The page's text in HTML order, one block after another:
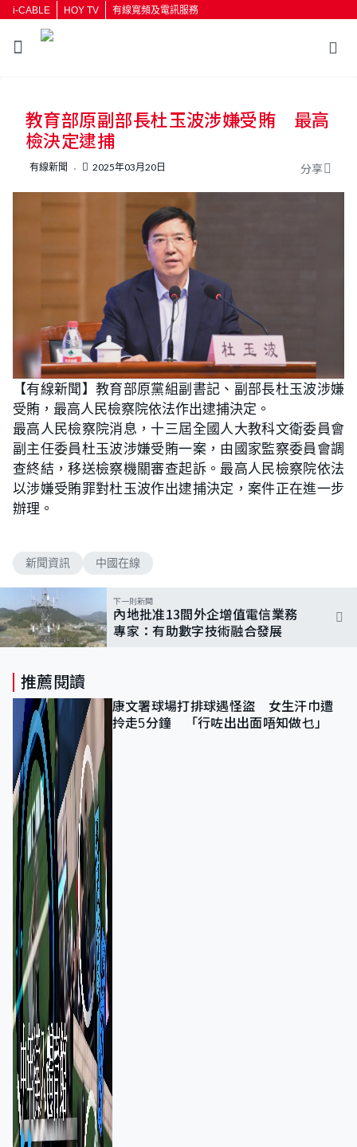
i-CABLE HOY TV 有線寬頻及電訊服務
按輸入鍵開始搜尋
教育部原副部長杜玉波涉嫌受賄 最高
檢決定逮捕
有線新聞 2025年03月20日 分享
【有線新聞】教育部原黨組副書記、副部長杜玉波涉嫌
受賄，最高人民檢察院依法作出逮捕決定。
最高人民檢察院消息，十三屆全國人大教科文衛委員會
副主任委員杜玉波涉嫌受賄一案，由國家監察委員會調
查終結，移送檢察機關審查起訴。最高人民檢察院依法
以涉嫌受賄罪對杜玉波作出逮捕決定，案件正在進一步
辦理。
新聞資訊 中國在線
下一則新聞
內地批准13間外企增值電信業務
專家：有助數字技術融合發展
推薦閱讀
康文署球場打排球遇怪盜 女生汗巾遭
拎走5分鐘 「行咗出出面唔知做乜」